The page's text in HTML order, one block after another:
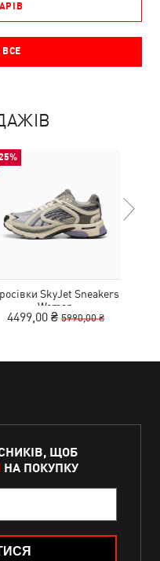
SkyJet Sneakers
Women
4499,00 ₴ 5990,00 ₴
ЩОБ
НА ПОКУПКУ